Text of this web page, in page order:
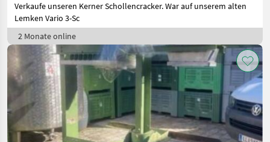
Verkaufe unseren Kerner Schollencracker. War auf unserem alten
Lemken Vario 3-Sc
2 Monate online